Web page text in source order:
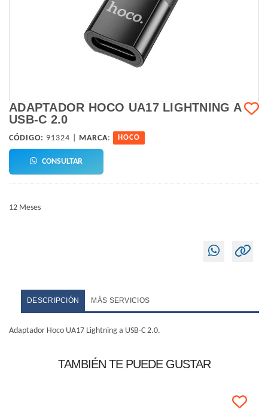
ADAPTADOR HOCO UA17 LIGHTNING A
USB-C 2.0
CÓDIGO: 91324 | MARCA: HOCO
CONSULTAR
12 Meses
DESCRIPCIÓN MÁS SERVICIOS
Adaptador Hoco UA17 Lightning a USB-C 2.0.
TAMBIÉN TE PUEDE GUSTAR